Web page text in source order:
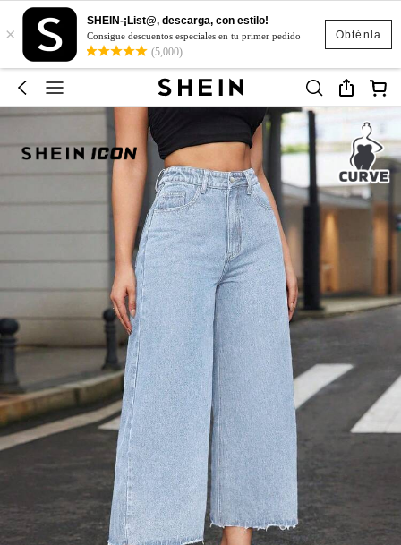
Obténla
×
SHEIN-¡List@, descarga, con estilo!
Consigue descuentos especiales en tu primer pedido
(5,000)